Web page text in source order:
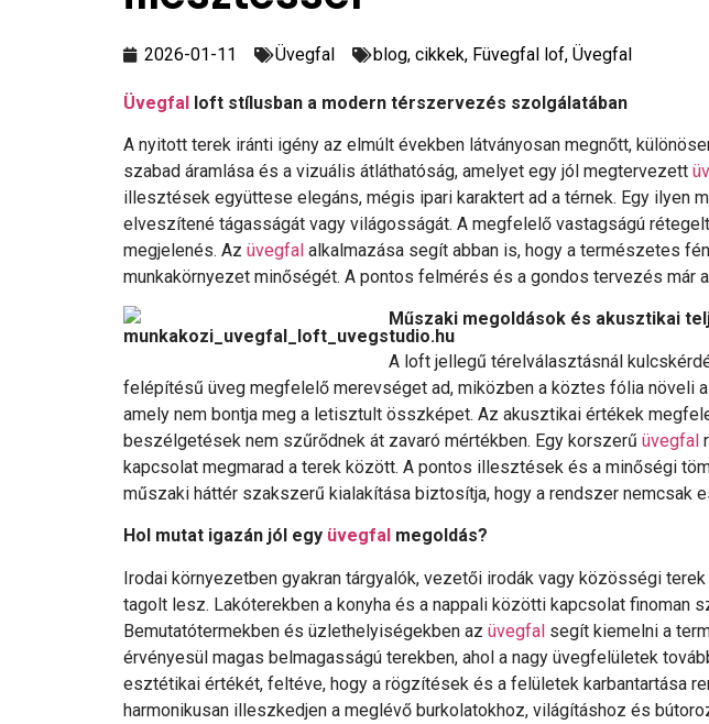
2026-01-11 Üvegfal blog, cikkek, Füvegfal lof, Üvegfal
Üvegfal loft stílusban a modern térszervezés szolgálatában
A nyitott terek iránti igény az elmúlt években látványosan megnőtt,
szabad áramlása és a vizuális átláthatóság, amelyet egy jól megtervezett
illesztések együttese elegáns, mégis ipari karaktert ad a térnek. Egy ilyen
elveszítené tágasságát vagy világosságát. A megfelelő vastagságú
megjelenés. Az üvegfal alkalmazása segít abban is, hogy a természetes
munkakörnyezet minőségét. A pontos felmérés és a gondos tervezés
Műszaki megoldások és akusztikai
A loft jellegű térelválasztásnál
felépítésű üveg megfelelő merevséget ad, miközben a köztes fólia
amely nem bontja meg a letisztult összképet. Az akusztikai értékek
beszélgetések nem szűrődnek át zavaró mértékben. Egy korszerű üvegfal
kapcsolat megmarad a terek között. A pontos illesztések és a minőségi
műszaki háttér szakszerű kialakítása biztosítja, hogy a rendszer nemcsak
Hol mutat igazán jól egy üvegfal megoldás?
Irodai környezetben gyakran tárgyalók, vezetői irodák vagy közösségi
tagolt lesz. Lakóterekben a konyha és a nappali közötti kapcsolat finoman
Bemutatótermekben és üzlethelyiségekben az üvegfal segít kiemelni a
érvényesül magas belmagasságú terekben, ahol a nagy üvegfelületek
esztétikai értékét, feltéve, hogy a rögzítések és a felületek karbantartása
harmonikusan illeszkedjen a meglévő burkolatokhoz, világításhoz és